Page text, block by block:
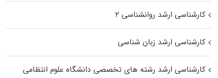
کارشناسی ارشد روانشناسی ۲
کارشناسی ارشد زبان شناسی
کارشناسی ارشد رﺷﺘﻪ ﻫﺎی تخصصی داﻧﺸﮕﺎه ﻋﻠﻮم انتظامی